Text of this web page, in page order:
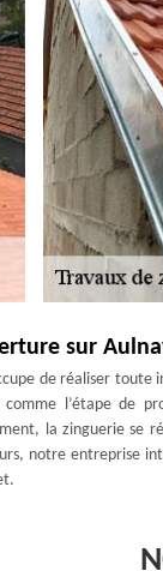
sur
de réaliser
l’étape de
la zinguerie se
notre